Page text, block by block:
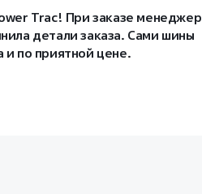
Trac! При заказе менеджер
детали заказа. Сами шины
и по приятной цене.